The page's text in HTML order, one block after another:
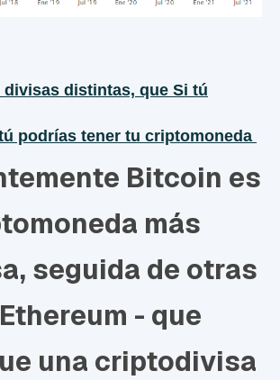
divisas distintas, que Si tú
podrías tener tu criptomoneda
Bitcoin es
más
seguida de otras
- que
una criptodivisa